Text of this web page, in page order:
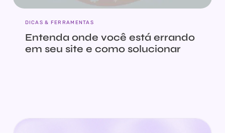
DICAS & FERRAMENTAS
Entenda onde você está errando
em seu site e como solucionar